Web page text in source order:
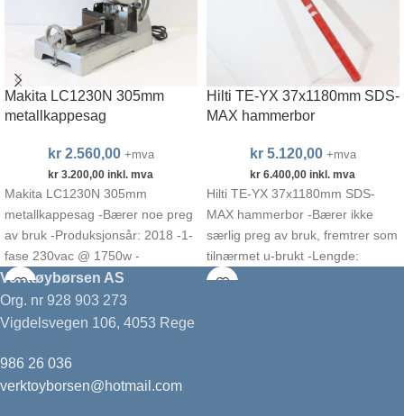
Makita LC1230N 305mm
metallkappesag
kr 2.560,00 +mva
kr 3.200,00 inkl. mva
Makita LC1230N 305mm
metallkappesag -Bærer noe preg
av bruk -Produksjonsår: 2018 -1-
fase 230vac @ 1750w -
Omdreiningstall: 1.300rpm -Inkl.
Makita B-09793
Hilti TE-YX 37x1180mm SDS-
MAX hammerbor
kr 5.120,00 +mva
kr 6.400,00 inkl. mva
Hilti TE-YX 37x1180mm SDS-
MAX hammerbor -Bærer ikke
særlig preg av bruk, fremtrer som
tilnærmet u-brukt -Lengde:
1180mm (1300mm inkludert
Verktøybørsen AS
Org. nr 928 903 273
Vigdelsvegen 106, 4053 Rege
986 26 036
verktoyborsen@hotmail.com